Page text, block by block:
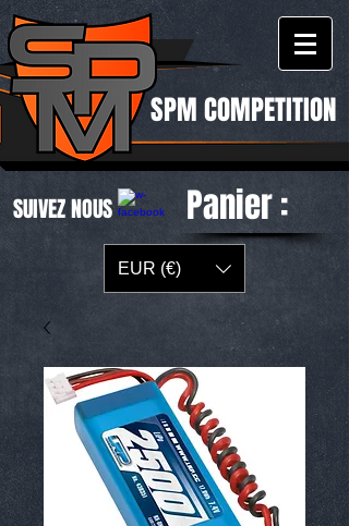
SPM COMPETITION
SUIVEZ NOUS Panier :
EUR (€)